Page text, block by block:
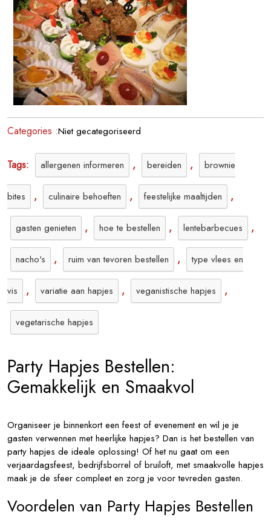
Categories :Niet gecategoriseerd
Tags: allergenen informeren , bereiden , brownie
bites , culinaire behoeften , feestelijke maaltijden ,
gasten genieten , hoe te bestellen , lentebarbecues ,
nacho's , ruim van tevoren bestellen , type vlees en
vis , variatie aan hapjes , veganistische hapjes ,
vegetarische hapjes
Party Hapjes Bestellen:
Gemakkelijk en Smaakvol
Organiseer je binnenkort een feest of evenement en wil je je
gasten verwennen met heerlijke hapjes? Dan is het bestellen van
party hapjes de ideale oplossing! Of het nu gaat om een
verjaardagsfeest, bedrijfsborrel of bruiloft, met smaakvolle hapjes
maak je de sfeer compleet en zorg je voor tevreden gasten.
Voordelen van Party Hapjes Bestellen